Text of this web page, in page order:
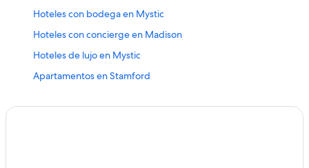
Hoteles con bodega en Mystic
Hoteles con concierge en Madison
Hoteles de lujo en Mystic
Apartamentos en Stamford